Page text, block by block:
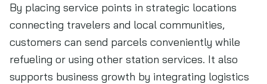
By placing service points in strategic locations
connecting travelers and local communities,
customers can send parcels conveniently while
refueling or using other station services. It also
supports business growth by integrating logistics